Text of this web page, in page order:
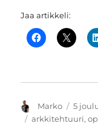
Jaa artikkeli:
Kirjoittaja
Marko 5
Avainsanat
arkkitehtuuri,